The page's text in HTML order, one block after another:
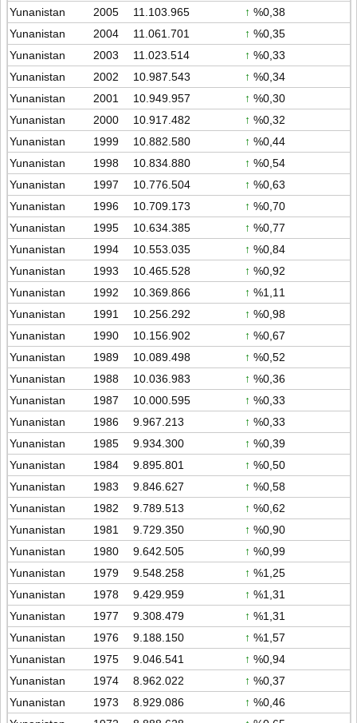
Yunanistan
2005 11.103.965 ↑ %0,38
Yunanistan
2004 11.061.701 ↑ %0,35
Yunanistan
2003 11.023.514 ↑ %0,33
Yunanistan
2002 10.987.543 ↑ %0,34
Yunanistan
2001 10.949.957 ↑ %0,30
Yunanistan
2000 10.917.482 ↑ %0,32
Yunanistan
1999 10.882.580 ↑ %0,44
Yunanistan
1998 10.834.880 ↑ %0,54
Yunanistan
1997 10.776.504 ↑ %0,63
Yunanistan
1996 10.709.173 ↑ %0,70
Yunanistan
1995 10.634.385 ↑ %0,77
Yunanistan
1994 10.553.035 ↑ %0,84
Yunanistan
1993 10.465.528 ↑ %0,92
Yunanistan
1992 10.369.866 ↑ %1,11
Yunanistan
1991 10.256.292 ↑ %0,98
Yunanistan
1990 10.156.902 ↑ %0,67
Yunanistan
1989 10.089.498 ↑ %0,52
Yunanistan
1988 10.036.983 ↑ %0,36
Yunanistan
1987 10.000.595 ↑ %0,33
Yunanistan
1986 9.967.213 ↑ %0,33
Yunanistan
1985 9.934.300 ↑ %0,39
Yunanistan
1984 9.895.801 ↑ %0,50
Yunanistan
1983 9.846.627 ↑ %0,58
Yunanistan
1982 9.789.513 ↑ %0,62
Yunanistan
1981 9.729.350 ↑ %0,90
Yunanistan
1980 9.642.505 ↑ %0,99
Yunanistan
1979 9.548.258 ↑ %1,25
Yunanistan
1978 9.429.959 ↑ %1,31
Yunanistan
1977 9.308.479 ↑ %1,31
Yunanistan
1976 9.188.150 ↑ %1,57
Yunanistan
1975 9.046.541 ↑ %0,94
Yunanistan
1974 8.962.022 ↑ %0,37
Yunanistan
1973 8.929.086 ↑ %0,46